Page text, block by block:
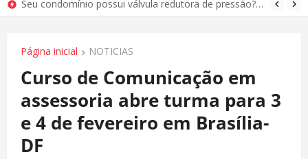
Seu condomínio possui válvula redutora de pressão? Saiba como cuidar deste equipamento
Página inicial NOTICIAS
Curso de Comunicação em
assessoria abre turma para 3
e 4 de fevereiro em Brasília-
DF